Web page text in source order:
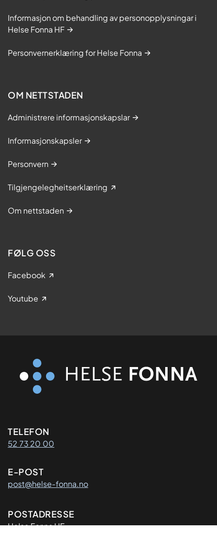
Informasjon om behandling av personopplysningar i
Helse Fonna HF
Personvernerklæring for Helse Fonna
OM NETTSTADEN
Administrere informasjonskapslar
Informasjonskapsler
Personvern
Tilgjengelegheitserklæring
Om nettstaden
FØLG OSS
Facebook
Youtube
Kontaktinformasjon
TELEFON
52 73 20 00
E-POST
post@helse-fonna.no
Adresse
POSTADRESSE
​Helse Fonna HF